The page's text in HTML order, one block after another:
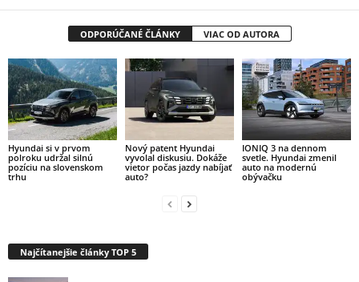
ODPORÚČANÉ ČLÁNKY VIAC OD AUTORA
Hyundai si v prvom
polroku udržal silnú
pozíciu na slovenskom
trhu
Nový patent Hyundai
vyvolal diskusiu. Dokáže
vietor počas jazdy nabíjať
auto?
IONIQ 3 na dennom
svetle. Hyundai zmenil
auto na modernú
obývačku
Najčítanejšie články TOP 5